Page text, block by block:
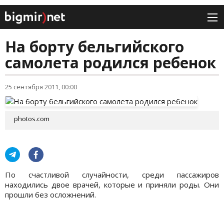
На борту бельгийского
самолета родился ребенок
25 сентября 2011, 00:00
photos.com
По счастливой случайности, среди пассажиров
находились двое врачей, которые и приняли роды. Они
прошли без осложнений.